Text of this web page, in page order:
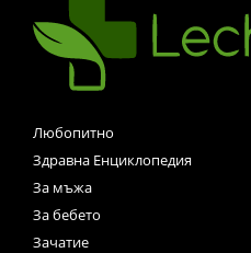
Любопитно
Здравна Енциклопедия
За мъжа
За бебето
Зачатие